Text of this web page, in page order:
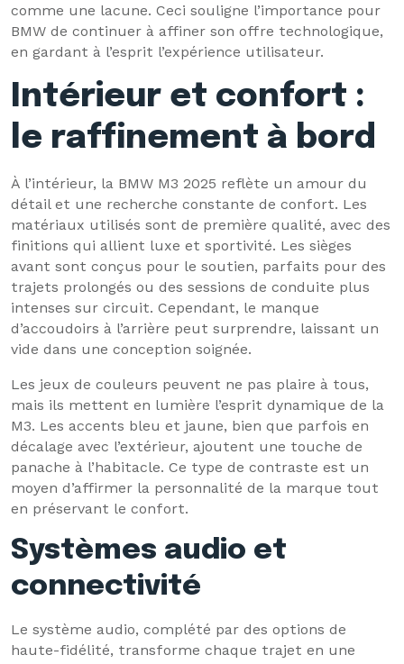
comme une lacune. Ceci souligne l’importance pour
BMW de continuer à affiner son offre technologique,
en gardant à l’esprit l’expérience utilisateur.
Intérieur et confort :
le raffinement à bord
À l’intérieur, la BMW M3 2025 reflète un amour du
détail et une recherche constante de confort. Les
matériaux utilisés sont de première qualité, avec des
finitions qui allient luxe et sportivité. Les sièges
avant sont conçus pour le soutien, parfaits pour des
trajets prolongés ou des sessions de conduite plus
intenses sur circuit. Cependant, le manque
d’accoudoirs à l’arrière peut surprendre, laissant un
vide dans une conception soignée.
Les jeux de couleurs peuvent ne pas plaire à tous,
mais ils mettent en lumière l’esprit dynamique de la
M3. Les accents bleu et jaune, bien que parfois en
décalage avec l’extérieur, ajoutent une touche de
panache à l’habitacle. Ce type de contraste est un
moyen d’affirmer la personnalité de la marque tout
en préservant le confort.
Systèmes audio et
connectivité
Le système audio, complété par des options de
haute-fidélité, transforme chaque trajet en une